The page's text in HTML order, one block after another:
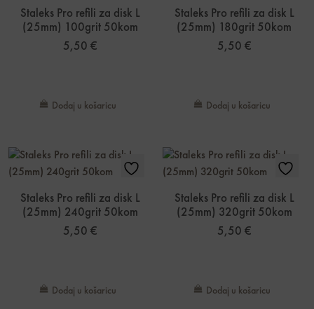
Staleks Pro refili za disk L
(25mm) 100grit 50kom
5,50 €
Dodaj u košaricu
Staleks Pro refili za disk L
(25mm) 180grit 50kom
5,50 €
Dodaj u košaricu
Staleks Pro refili za disk L
(25mm) 240grit 50kom
5,50 €
Dodaj u košaricu
Staleks Pro refili za disk L
(25mm) 320grit 50kom
5,50 €
Dodaj u košaricu